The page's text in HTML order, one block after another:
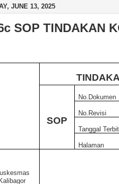
JUNE 13, 2025
SOP TINDAKAN
SOP
No.Dokumen
No.Revisi
Tanggal Terbit
Halaman
Kalibagor